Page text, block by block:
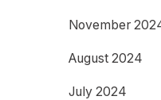
November
August 2024
July 2024